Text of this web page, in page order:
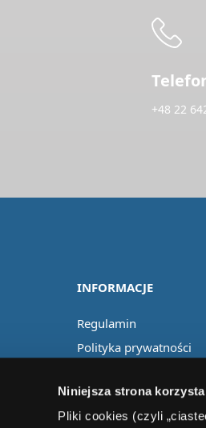
Niniejsza strona
Pliki cookies (czyli
+48 22
INFORMACJE
Regulamin
Polityka prywatności